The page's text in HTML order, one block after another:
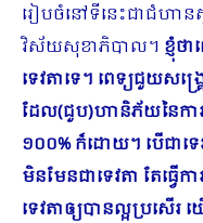
រៀបចំនៅទីនេះជាជំហា
វិស័យសុខាភិបាល។ ខ្ញុំថ
ទេវតាទេ។ ពេទ្យជួយស
ដែល(ជួប)ហានិភ័យនៃកា
១០០% ក៏ដោយ។ បើជាទេ
មិនមែនជាទេវតា តែធ្វើក
ទេវតាឲ្យបាន​ល្អប្រសើរ